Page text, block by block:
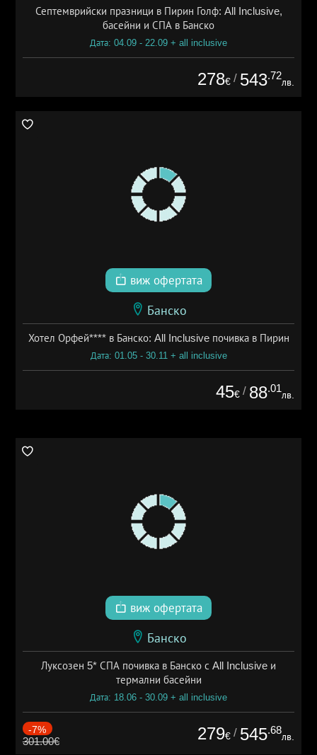
Септемврийски празници в Пирин Голф: All Inclusive,
басейни и СПА в Банско
Дата: 04.09 - 22.09 + all inclusive
278€ / 543.72
лв.
виж офертата
Банско
Хотел Орфей**** в Банско: All Inclusive почивка в Пирин
Дата: 01.05 - 30.11 + all inclusive
45€ / 88.01
лв.
виж офертата
Банско
Луксозен 5* СПА почивка в Банско с All Inclusive и
термални басейни
Дата: 18.06 - 30.09 + all inclusive
-7%
301.00€ 279€ / 545.68
лв.